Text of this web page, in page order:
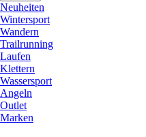
Neuheiten
Wintersport
Wandern
Trailrunning
Laufen
Klettern
Wassersport
Angeln
Outlet
Marken